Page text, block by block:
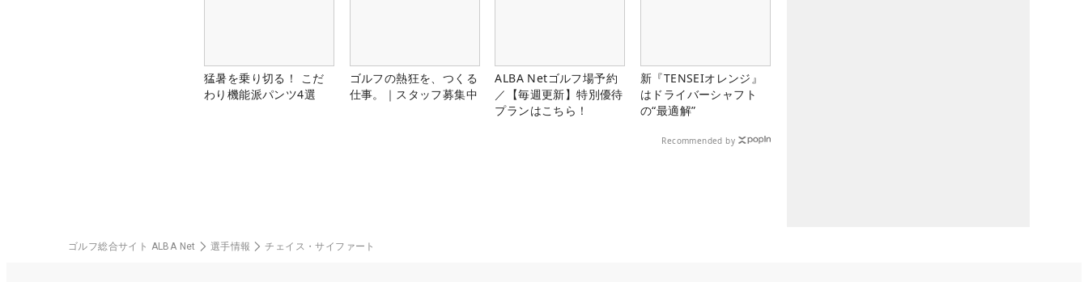
猛暑を乗り切る！ こだ
わり機能派パンツ4選
ゴルフの熱狂を、つくる
仕事。｜スタッフ募集中
ALBA Netゴルフ場予約
／【毎週更新】特別優待
プランはこちら！
新『TENSEIオレンジ』
はドライバーシャフト
の“最適解”
Recommended by
ゴルフ総合サイト ALBA Net 選手情報 チェイス・サイファート